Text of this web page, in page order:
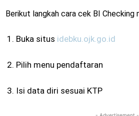
Berikut langkah cara cek BI Checking
Buka situs idebku.ojk.go.id
Pilih menu pendaftaran
Isi data diri sesuai KTP